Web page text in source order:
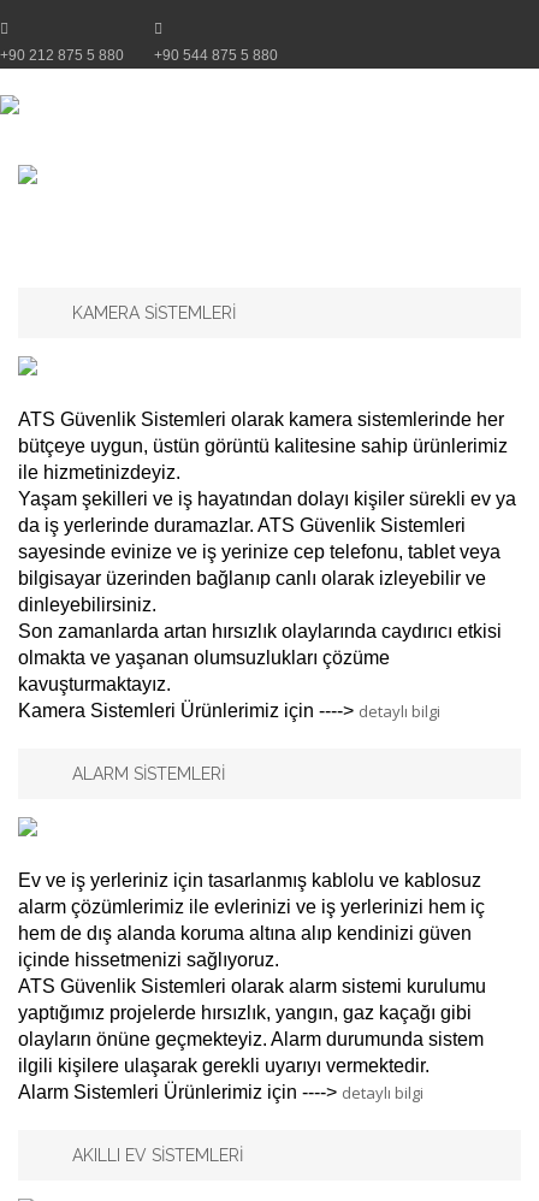
+90 212 875 5 880 +90 544 875 5 880
KAMERA SİSTEMLERİ
ATS Güvenlik Sistemleri olarak kamera sistemlerinde her
bütçeye uygun, üstün görüntü kalitesine sahip ürünlerimiz
ile hizmetinizdeyiz.
Yaşam şekilleri ve iş hayatından dolayı kişiler sürekli ev ya
da iş yerlerinde duramazlar. ATS Güvenlik Sistemleri
sayesinde evinize ve iş yerinize cep telefonu, tablet veya
bilgisayar üzerinden bağlanıp canlı olarak izleyebilir ve
dinleyebilirsiniz.
Son zamanlarda artan hırsızlık olaylarında caydırıcı etkisi
olmakta ve yaşanan olumsuzlukları çözüme
kavuşturmaktayız.
Kamera Sistemleri Ürünlerimiz için ----> detaylı bilgi
ALARM SİSTEMLERİ
Ev ve iş yerleriniz için tasarlanmış kablolu ve kablosuz
alarm çözümlerimiz ile evlerinizi ve iş yerlerinizi hem iç
hem de dış alanda koruma altına alıp kendinizi güven
içinde hissetmenizi sağlıyoruz.
ATS Güvenlik Sistemleri olarak alarm sistemi kurulumu
yaptığımız projelerde hırsızlık, yangın, gaz kaçağı gibi
olayların önüne geçmekteyiz. Alarm durumunda sistem
ilgili kişilere ulaşarak gerekli uyarıyı vermektedir.
Alarm Sistemleri Ürünlerimiz için ----> detaylı bilgi
AKILLI EV SİSTEMLERİ